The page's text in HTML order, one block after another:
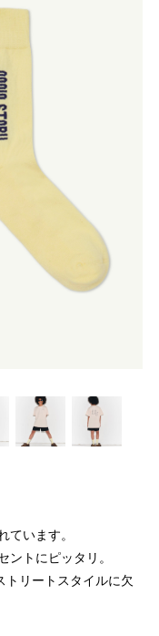
ています。
ントにピッタリ。
リートスタイルに欠